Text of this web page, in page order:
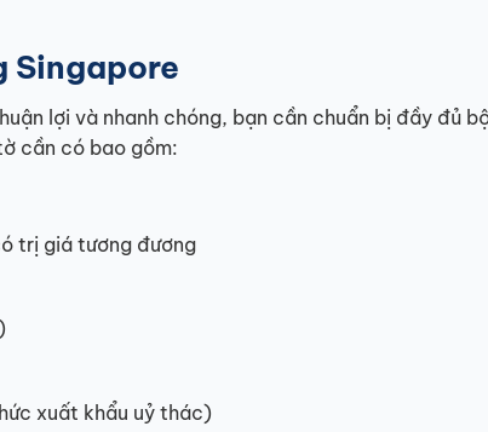
Singapore
lợi và nhanh chóng, bạn cần chuẩn bị đầy đủ
cần có bao gồm:
trị giá tương đương
xuất khẩu uỷ thác)